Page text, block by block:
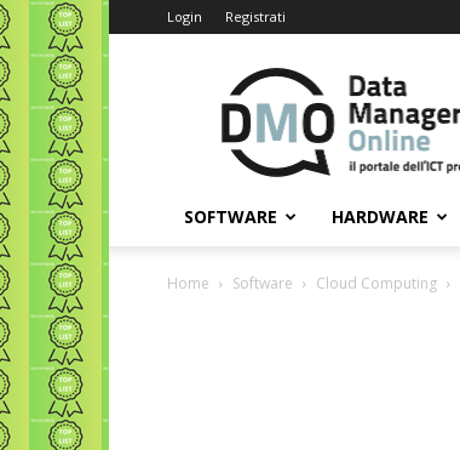
Login Registrati
Data
Manager
Online
SOFTWARE HARDWARE
Home Software Cloud Computing